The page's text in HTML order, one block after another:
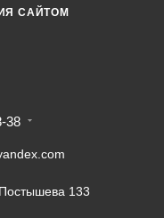
САЙТОМ
38
133